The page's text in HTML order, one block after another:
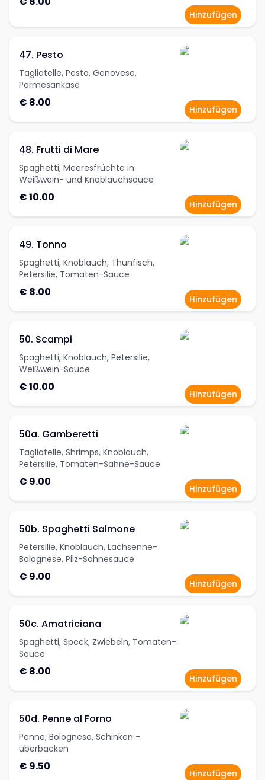
Hinzufügen
47. Pesto
Tagliatelle, Pesto, Genovese,
Parmesankäse
€ 8.00
Hinzufügen
48. Frutti di Mare
Spaghetti, Meeresfrüchte in
Weißwein- und Knoblauchsauce
€ 10.00
Hinzufügen
49. Tonno
Spaghetti, Knoblauch, Thunfisch,
Petersilie, Tomaten-Sauce
€ 8.00
Hinzufügen
50. Scampi
Spaghetti, Knoblauch, Petersilie,
Weißwein-Sauce
€ 10.00
Hinzufügen
50a. Gamberetti
Tagliatelle, Shrimps, Knoblauch,
Petersilie, Tomaten-Sahne-Sauce
€ 9.00
Hinzufügen
50b. Spaghetti Salmone
Petersilie, Knoblauch, Lachsenne-
Bolognese, Pilz-Sahnesauce
€ 9.00
Hinzufügen
50c. Amatriciana
Spaghetti, Speck, Zwiebeln, Tomaten-
Sauce
€ 8.00
Hinzufügen
50d. Penne al Forno
Penne, Bolognese, Schinken -
überbacken
€ 9.50
Hinzufügen